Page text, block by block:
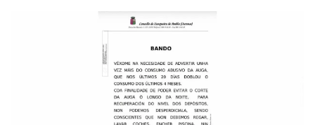
PARA EL ARREGLO INTEGRAL